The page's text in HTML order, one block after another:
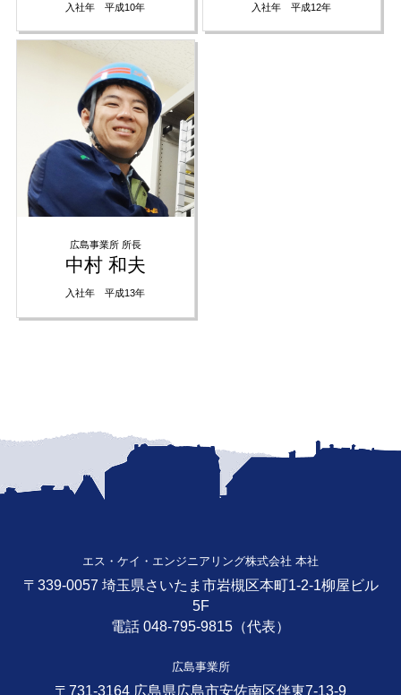
入社年 平成10年 入社年 平成12年
広島事業所 所長
中村 和夫
入社年 平成13年
エス・ケイ・エンジニアリング株式会社 本社
〒339-0057 埼玉県さいたま市岩槻区本町1-2-1柳屋ビル
5F
電話 048-795-9815（代表）
広島事業所
〒731-3164 広島県広島市安佐南区伴東7-13-9